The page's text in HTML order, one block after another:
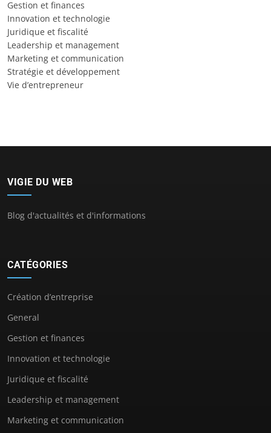
Gestion et finances
Innovation et technologie
Juridique et fiscalité
Leadership et management
Marketing et communication
Stratégie et développement
Vie d’entrepreneur
VIGIE DU WEB
Blog d'actualités et d'informations
CATÉGORIES
Création d’entreprise
General
Gestion et finances
Innovation et technologie
Juridique et fiscalité
Leadership et management
Marketing et communication